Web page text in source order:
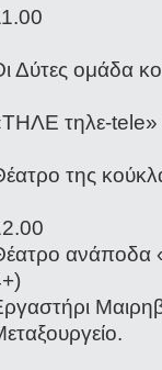
τηλε-
της
ανάποδα